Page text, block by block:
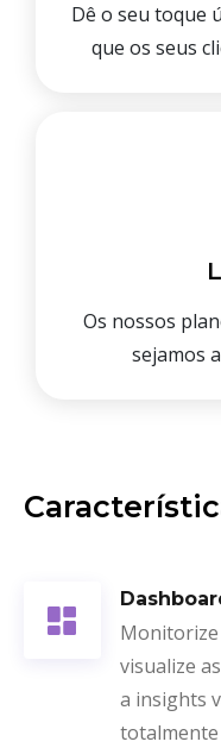
Dê o seu toque
que os seus
Os nossos
sejamos
Monitorize
visualize
a insights